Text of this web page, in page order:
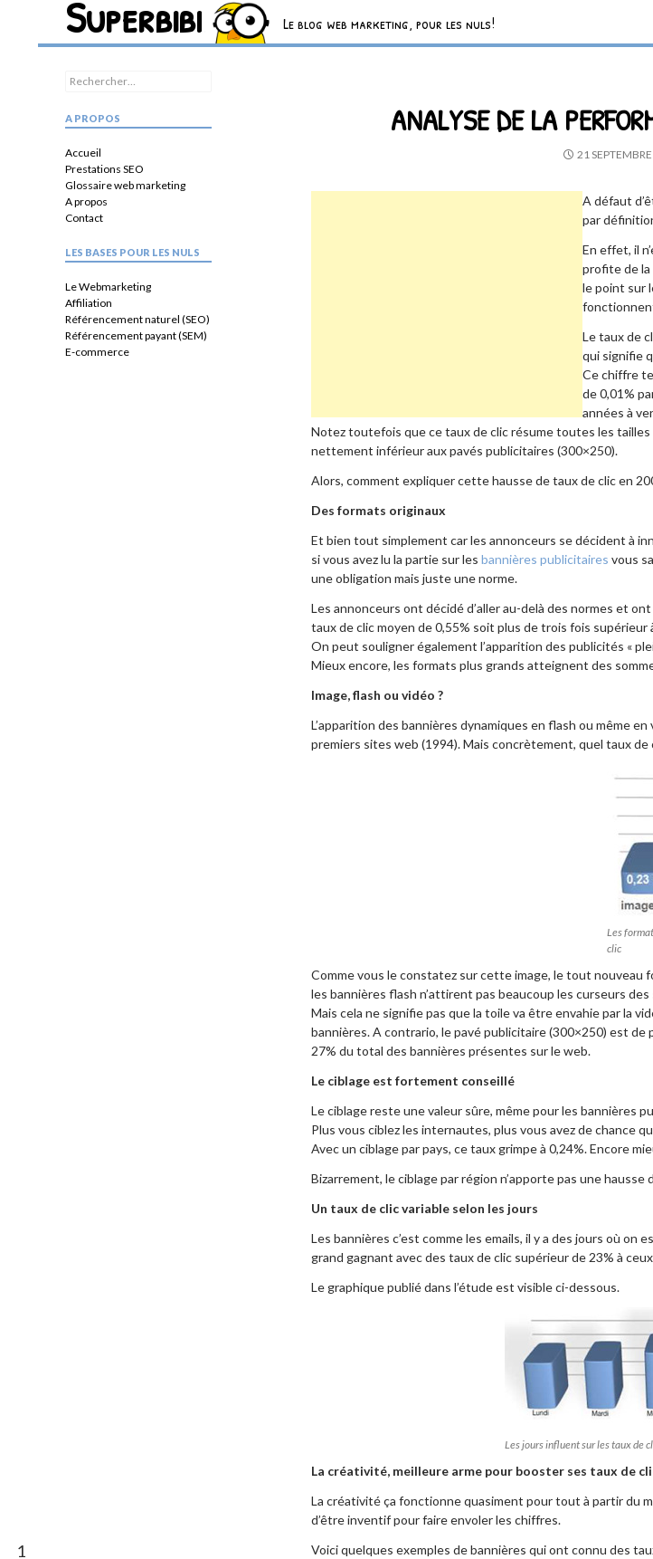
1
Superbibi Le blog web marketing, pour les nuls!
Recherche
ANALYSE DE LA
21
A défaut
par
En effet, il
profite de la
le point sur
Le taux de
qui signifie
Ce chiffre
de 0,01%
années à
Notez toutefois que ce taux de clic résume toutes les
nettement inférieur aux pavés publicitaires (300×250).
Alors, comment expliquer cette hausse de taux de clic en
Des formats originaux
Et bien tout simplement car les annonceurs se décident à
si vous avez lu la partie sur les bannières publicitaires vous
une obligation mais juste une norme.
Les annonceurs ont décidé d’aller au-delà des normes et
taux de clic moyen de 0,55% soit plus de trois fois supérieur
On peut souligner également l’apparition des publicités «
Mieux encore, les formats plus grands atteignent des
Image, flash ou vidéo ?
L’apparition des bannières dynamiques en flash ou même
premiers sites web (1994). Mais concrètement, quel taux
Les
clic
Comme vous le constatez sur cette image, le tout nouveau
les bannières flash n’attirent pas beaucoup les curseurs des
Mais cela ne signifie pas que la toile va être envahie par la
bannières. A contrario, le pavé publicitaire (300×250) est
27% du total des bannières présentes sur le web.
Le ciblage est fortement conseillé
Le ciblage reste une valeur sûre, même pour les bannières
Plus vous ciblez les internautes, plus vous avez de chance
Avec un ciblage par pays, ce taux grimpe à 0,24%. Encore
Bizarrement, le ciblage par région n’apporte pas une
Un taux de clic variable selon les jours
Les bannières c’est comme les emails, il y a des jours où on
grand gagnant avec des taux de clic supérieur de 23% à
Le graphique publié dans l’étude est visible ci-dessous.
Les jours influent sur les taux de
La créativité, meilleure arme pour booster ses taux de
La créativité ça fonctionne quasiment pour tout à partir du
d’être inventif pour faire envoler les chiffres.
Voici quelques exemples de bannières qui ont connu des
Rechercher :
A PROPOS
Accueil
Prestations SEO
Glossaire web marketing
A propos
Contact
LES BASES POUR LES NULS
Le Webmarketing
Affiliation
Référencement naturel (SEO)
Référencement payant (SEM)
E-commerce